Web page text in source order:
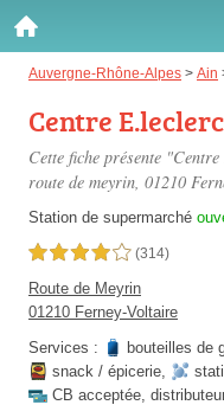
Auvergne-Rhône-Alpes > Ain
Centre E.leclerc
Cette fiche présente
route de meyrin, 01210
Station de supermarché
4,0 étoiles sur 5 (314)
Route de Meyrin
01210 Ferney-Voltaire
Services :
bouteilles de
snack / épicerie,
CB acceptée,
Gazole :
Disponible
SP 98 :
Disponible
SP 95 :
Disponible